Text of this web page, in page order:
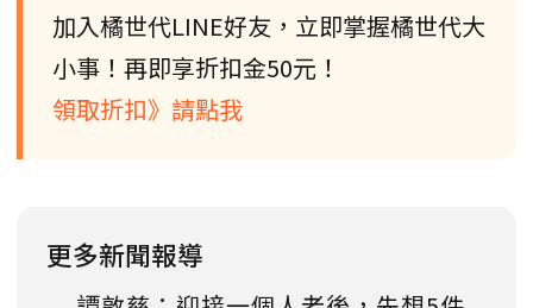
加入橘世代LINE好友，立即掌握橘世代大
小事！再即享折扣金50元！
領取折扣》請點我
更多新聞報導